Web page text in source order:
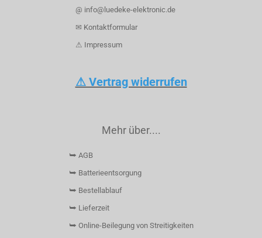
@ info@luedeke-elektronic.de
✉ Kontaktformular
⚠ Impressum
⚠ Vertrag widerrufen
Mehr über....
⮩ AGB
⮩ Batterieentsorgung
⮩ Bestellablauf
⮩ Lieferzeit
⮩ Online-Beilegung von Streitigkeiten